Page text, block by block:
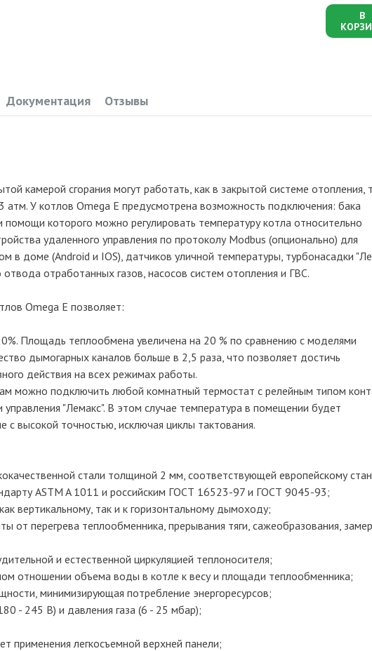
В
Документация Отзывы
камерой сгорания могут работать, как в закрытой системе отопления,
У котлов Omega E предусмотрена возможность подключения: бака
помощи которого можно регулировать температуру котла относительно
удаленного управления по протоколу Modbus (опционально) для
в доме (Android и IOS), датчиков уличной температуры, турбонасадки
отработанных газов, насосов систем отопления и ГВС.
Omega E позволяет:
Площадь теплообмена увеличена на 20 % по сравнению с моделями
дымогарных каналов больше в 2,5 раза, что позволяет достичь
действия на всех режимах работы.
можно подключить любой комнатный термостат с релейным типом
управления "Лемакс". В этом случае температура в помещении будет
высокой точностью, исключая циклы тактования.
стали толщиной 2 мм, соответствующей европейскому
ASTM A 1011 и российским ГОСТ 16523-97 и ГОСТ 9045-93;
вертикальному, так и к горизонтальному дымоходу;
от перегрева теплообменника, прерывания тяги, сажеобразования,
и естественной циркуляцией теплоносителя;
отношении объема воды в котле к весу и площади теплообменника;
минимизирующая потребление энергоресурсов;
- 245 В) и давления газа (6 - 25 мбар);
применения легкосъемной верхней панели;